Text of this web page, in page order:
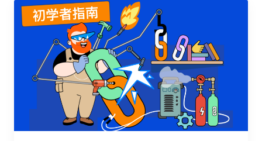
新时代。 一、 深入理解链接建设效果追踪的意义 许
多人在进行链接建设时，往往缺乏明确的目标和方
向，就像在黑暗中摸索前行。他们只知道不断地去获
取链接，却不清楚哪些链接真正有效，哪些链接只是
浪费时间和精力。这种做法不仅效率低，还可能适得
其反，损害网站的搜索引擎优化效果。 链接建设效果
追踪就像一盏明灯，照亮前进的道路，它能帮助你清
晰地了解每一次链接建设活动的实际效果，让你知道
哪些策略有效，哪些策略需要改进。就像驾驶汽车需
要查看仪表盘一样，追踪链接建设效果可以让你随时